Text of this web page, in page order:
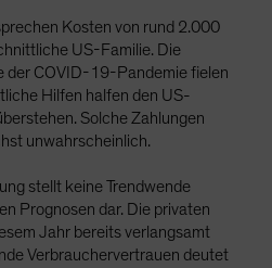
Kosten von rund 2.000
US-Familie. Die
der COVID-19-Pandemie fielen
Hilfen halfen den US-
Solche Zahlungen
unwahrscheinlich.
stellt keine Trendwende
Prognosen dar. Die privaten
Jahr bereits verlangsamt
Verbrauchervertrauen deutet